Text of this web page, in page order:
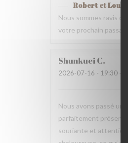
Robert et Louise
Nous sommes ravis
votre prochain passage.
ShunkueiC
2026-07-16 - 19:30 -
Nous avons passé
parfaitement
souriante et